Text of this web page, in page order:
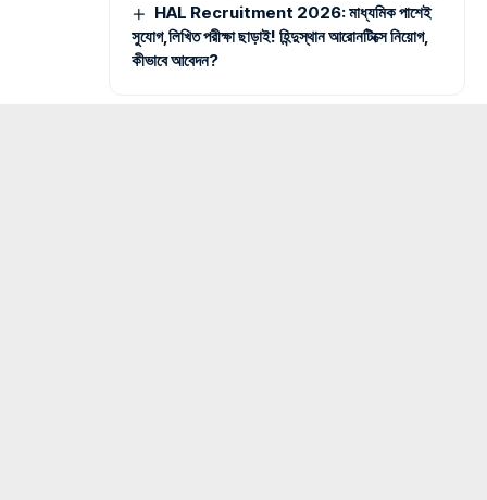
HAL Recruitment 2026: মাধ্যমিক পাশেই
সুযোগ,লিখিত পরীক্ষা ছাড়াই! হিন্দুস্থান আরোনটিক্সে নিয়োগ,
কীভাবে আবেদন?